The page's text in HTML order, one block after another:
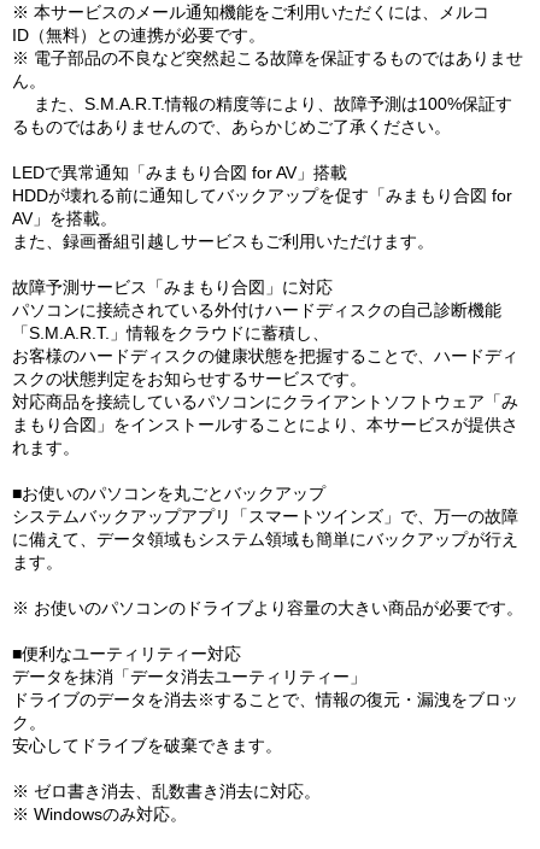
※ 本サービスのメール通知機能をご利用いただくには、メルコ
ID（無料）との連携が必要です。
※ 電子部品の不良など突然起こる故障を保証するものではありませ
ん。
また、S.M.A.R.T.情報の精度等により、故障予測は100%保証す
るものではありませんので、あらかじめご了承ください。
LEDで異常通知「みまもり合図 for AV」搭載
HDDが壊れる前に通知してバックアップを促す「みまもり合図 for
AV」を搭載。
また、録画番組引越しサービスもご利用いただけます。
故障予測サービス「みまもり合図」に対応
パソコンに接続されている外付けハードディスクの自己診断機能
「S.M.A.R.T.」情報をクラウドに蓄積し、
お客様のハードディスクの健康状態を把握することで、ハードディ
スクの状態判定をお知らせするサービスです。
対応商品を接続しているパソコンにクライアントソフトウェア「み
まもり合図」をインストールすることにより、本サービスが提供さ
れます。
■お使いのパソコンを丸ごとバックアップ
システムバックアップアプリ「スマートツインズ」で、万一の故障
に備えて、データ領域もシステム領域も簡単にバックアップが行え
ます。
※ お使いのパソコンのドライブより容量の大きい商品が必要です。
■便利なユーティリティー対応
データを抹消「データ消去ユーティリティー」
ドライブのデータを消去※することで、情報の復元・漏洩をブロッ
ク。
安心してドライブを破棄できます。
※ ゼロ書き消去、乱数書き消去に対応。
※ Windowsのみ対応。